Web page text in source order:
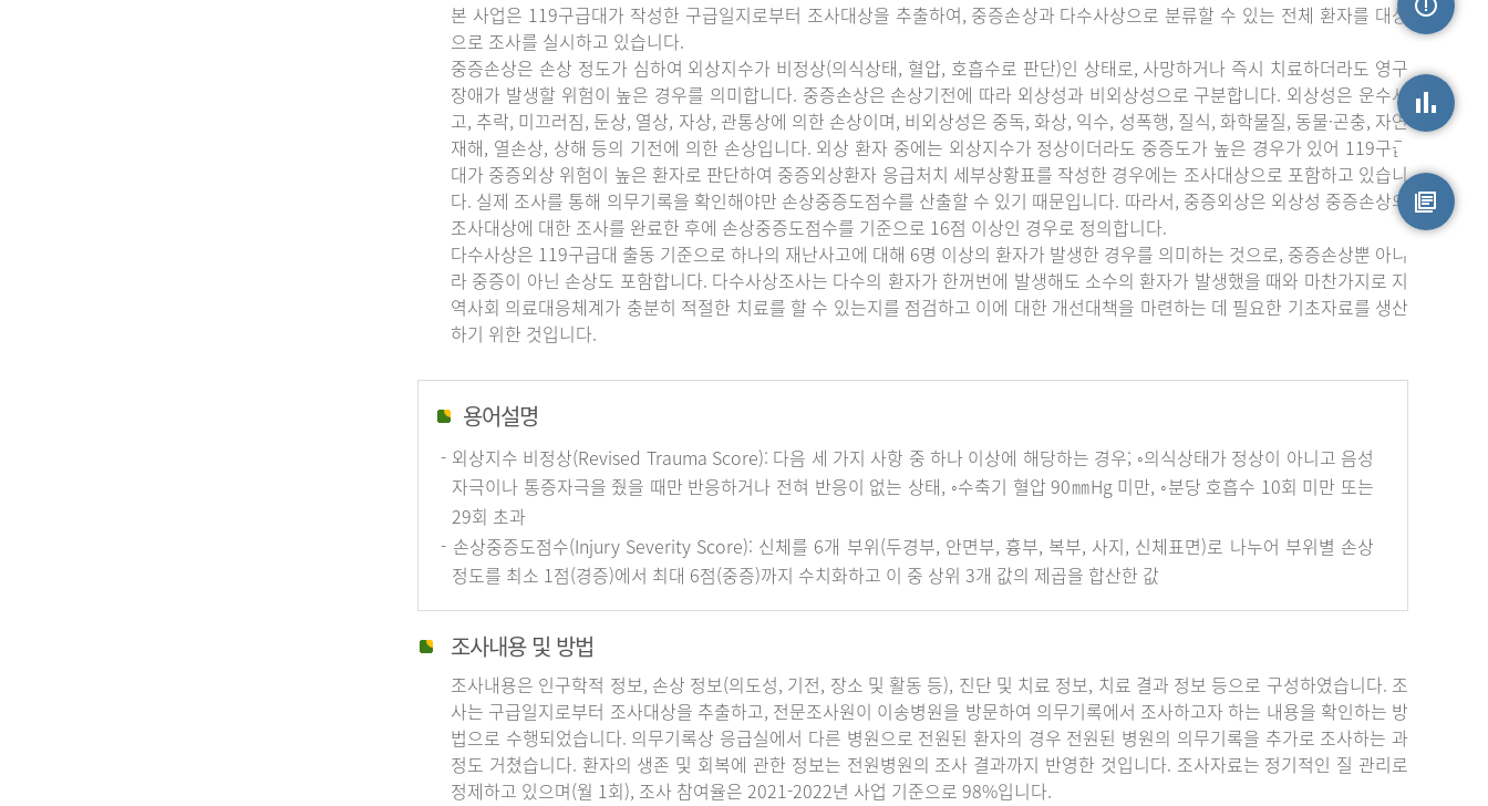
본 사업은 119구급대가 작성한 구급일지로부터 조사대상을 추출하여, 중증손상과 다수사상으로 분류할 수 있는 전체 환자를 대상
으로 조사를 실시하고 있습니다.
중증손상은 손상 정도가 심하여 외상지수가 비정상(의식상태, 혈압, 호흡수로 판단)인 상태로, 사망하거나 즉시 치료하더라도 영구
장애가 발생할 위험이 높은 경우를 의미합니다. 중증손상은 손상기전에 따라 외상성과 비외상성으로 구분합니다. 외상성은 운수사
고, 추락, 미끄러짐, 둔상, 열상, 자상, 관통상에 의한 손상이며, 비외상성은 중독, 화상, 익수, 성폭행, 질식, 화학물질, 동물·곤충, 자연
재해, 열손상, 상해 등의 기전에 의한 손상입니다. 외상 환자 중에는 외상지수가 정상이더라도 중증도가 높은 경우가 있어 119구급
대가 중증외상 위험이 높은 환자로 판단하여 중증외상환자 응급처치 세부상황표를 작성한 경우에는 조사대상으로 포함하고 있습니
다. 실제 조사를 통해 의무기록을 확인해야만 손상중증도점수를 산출할 수 있기 때문입니다. 따라서, 중증외상은 외상성 중증손상의
조사대상에 대한 조사를 완료한 후에 손상중증도점수를 기준으로 16점 이상인 경우로 정의합니다.
다수사상은 119구급대 출동 기준으로 하나의 재난사고에 대해 6명 이상의 환자가 발생한 경우를 의미하는 것으로, 중증손상뿐 아니
라 중증이 아닌 손상도 포함합니다. 다수사상조사는 다수의 환자가 한꺼번에 발생해도 소수의 환자가 발생했을 때와 마찬가지로 지
역사회 의료대응체계가 충분히 적절한 치료를 할 수 있는지를 점검하고 이에 대한 개선대책을 마련하는 데 필요한 기초자료를 생산
하기 위한 것입니다.
용어설명
- 외상지수 비정상(Revised Trauma Score): 다음 세 가지 사항 중 하나 이상에 해당하는 경우; ◦의식상태가 정상이 아니고 음성
자극이나 통증자극을 줬을 때만 반응하거나 전혀 반응이 없는 상태, ◦수축기 혈압 90㎜Hg 미만, ◦분당 호흡수 10회 미만 또는
29회 초과
- 손상중증도점수(Injury Severity Score): 신체를 6개 부위(두경부, 안면부, 흉부, 복부, 사지, 신체표면)로 나누어 부위별 손상
정도를 최소 1점(경증)에서 최대 6점(중증)까지 수치화하고 이 중 상위 3개 값의 제곱을 합산한 값
조사내용 및 방법
조사내용은 인구학적 정보, 손상 정보(의도성, 기전, 장소 및 활동 등), 진단 및 치료 정보, 치료 결과 정보 등으로 구성하였습니다. 조
사는 구급일지로부터 조사대상을 추출하고, 전문조사원이 이송병원을 방문하여 의무기록에서 조사하고자 하는 내용을 확인하는 방
법으로 수행되었습니다. 의무기록상 응급실에서 다른 병원으로 전원된 환자의 경우 전원된 병원의 의무기록을 추가로 조사하는 과
정도 거쳤습니다. 환자의 생존 및 회복에 관한 정보는 전원병원의 조사 결과까지 반영한 것입니다. 조사자료는 정기적인 질 관리로
정제하고 있으며(월 1회), 조사 참여율은 2021-2022년 사업 기준으로 98%입니다.
손상통계